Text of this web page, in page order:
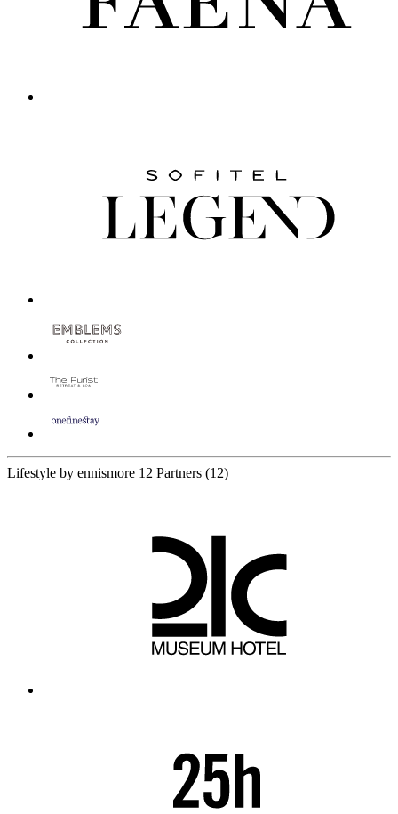
Lifestyle by ennismore 12 Partners (12)